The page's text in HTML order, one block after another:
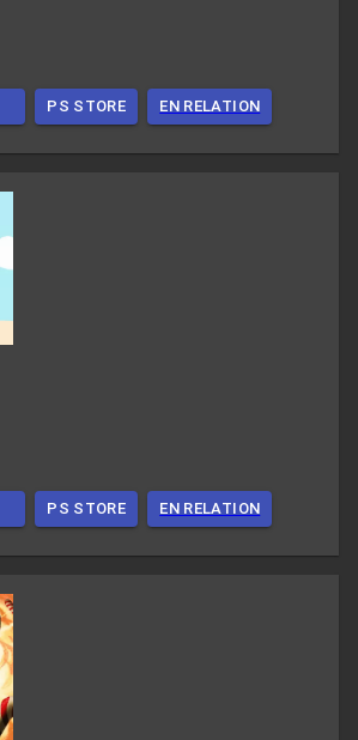
PS STORE EN RELATION
PS STORE EN RELATION